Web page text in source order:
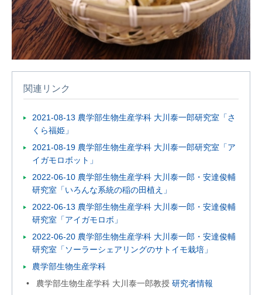
関連リンク
2021-08-13 農学部生物生産学科 大川泰一郎研究室「さ
くら福姫」
2021-08-19 農学部生物生産学科 大川泰一郎研究室「ア
イガモロボット」
2022-06-10 農学部生物生産学科 大川泰一郎・安達俊輔
研究室「いろんな系統の稲の田植え」
2022-06-13 農学部生物生産学科 大川泰一郎・安達俊輔
研究室「アイガモロボ」
2022-06-20 農学部生物生産学科 大川泰一郎・安達俊輔
研究室「ソーラーシェアリングのサトイモ栽培」
農学部生物生産学科
農学部生物生産学科 大川泰一郎教授研究者情報